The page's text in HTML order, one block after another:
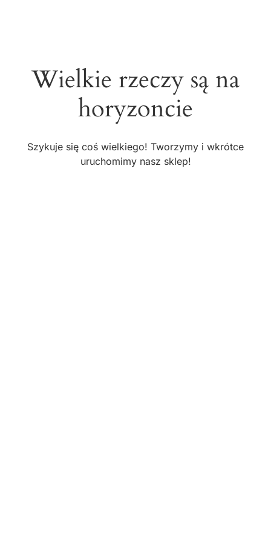
Wielkie rzeczy są na
horyzoncie
Szykuje się coś wielkiego! Tworzymy i wkrótce
uruchomimy nasz sklep!